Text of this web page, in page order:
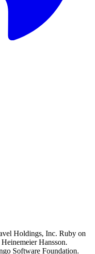
Holdings, Inc. Ruby on
Hansson.
Software Foundation.